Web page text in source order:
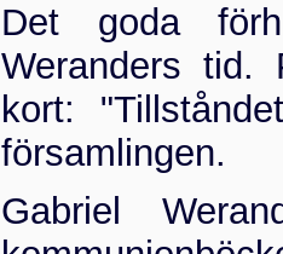
Det goda
Weranders tid.
kort:
församlingen.
Gabriel